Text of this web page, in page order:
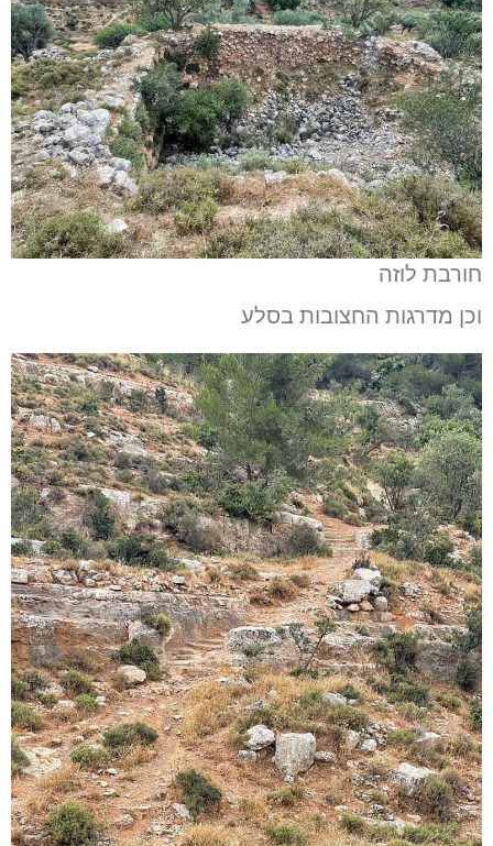
חורבת לוזה
וכן מדרגות החצובות בסלע